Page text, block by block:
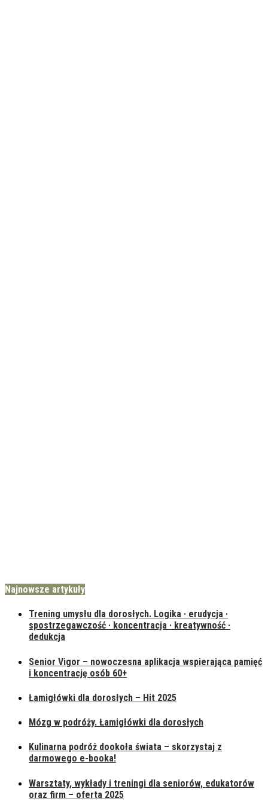
Najnowsze artykuły
Trening umysłu dla dorosłych. Logika · erudycja ·
spostrzegawczość · koncentracja · kreatywność ·
dedukcja
Senior Vigor – nowoczesna aplikacja wspierająca pamięć
i koncentrację osób 60+
Łamigłówki dla dorosłych – Hit 2025
Mózg w podróży. Łamigłówki dla dorosłych
Kulinarna podróż dookoła świata – skorzystaj z
darmowego e-booka!
Warsztaty, wykłady i treningi dla seniorów, edukatorów
oraz firm – oferta 2025